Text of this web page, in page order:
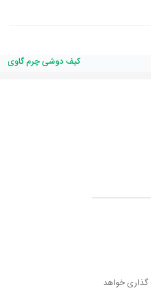
کیف دوشی چرم گاوی
گذاری خواهد